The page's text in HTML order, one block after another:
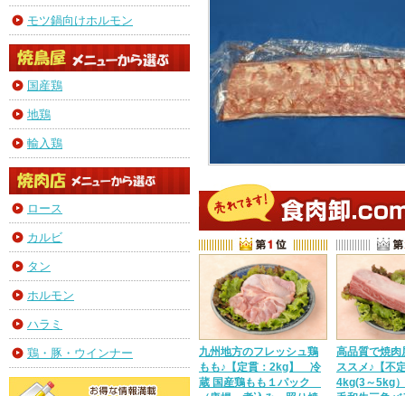
モツ鍋向けホルモン
国産鶏
地鶏
輸入鶏
ロース
カルビ
タン
ホルモン
ハラミ
鶏・豚・ウインナー
九州地方のフレッシュ鶏
もも♪【定貫：2kg】 冷
蔵 国産鶏もも１パック
高品質で焼肉
ススメ♪【不
4kg(3～5kg